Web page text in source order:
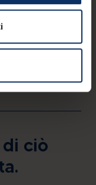
ciò